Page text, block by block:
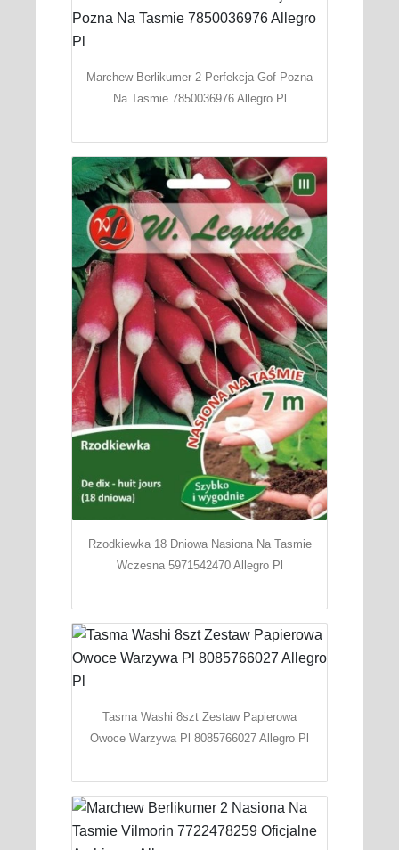
Marchew Berlikumer 2 Perfekcja Gof Pozna
Na Tasmie 7850036976 Allegro Pl
Rzodkiewka 18 Dniowa Nasiona Na Tasmie
Wczesna 5971542470 Allegro Pl
Tasma Washi 8szt Zestaw Papierowa
Owoce Warzywa Pl 8085766027 Allegro Pl